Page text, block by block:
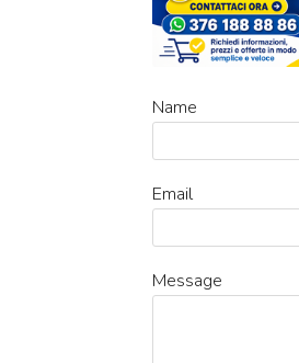
Name
Email
Message